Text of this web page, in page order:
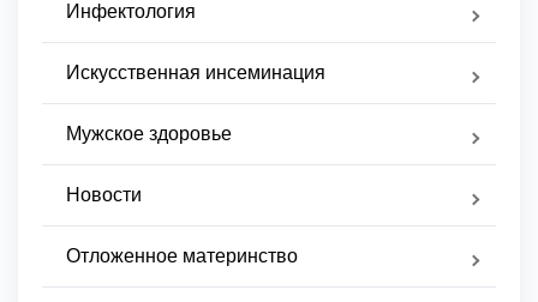
Инфектология
Искусственная инсеминация
Мужское здоровье
Новости
Отложенное материнство